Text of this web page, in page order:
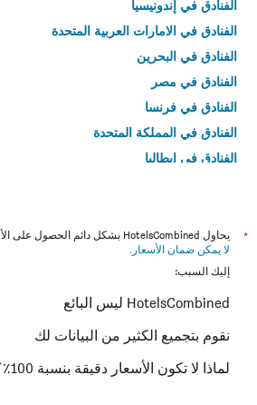
الفنادق في إندونيسيا
الفنادق في الامارات العربية المتحدة
الفنادق في البحرين
الفنادق في مصر
الفنادق في فرنسا
الفنادق في المملكة المتحدة
الفنادق في إيطاليا
*
يحاول HotelsCombined بشكل دائم الحصول على الأسعار الدقيقة، ولكن
لا يمكن ضمان الأسعار .
إليك السبب:
HotelsCombined ليس البائع
نقوم بتجميع الكثير من البيانات لك
لماذا لا تكون الأسعار دقيقة بنسبة 100٪؟